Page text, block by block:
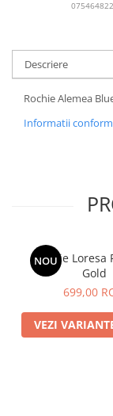
Descriere
Rochie Alemea
Informatii
NOU
Rochie Loresa
Gold
699,00
VEZI